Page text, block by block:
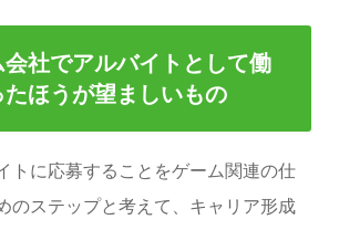
会社でアルバイトとして働
たほうが望ましいもの
トに応募することをゲーム関連の仕
のステップと考えて、キャリア形成